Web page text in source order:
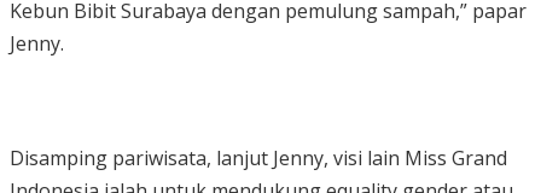
Kebun Bibit Surabaya dengan pemulung sampah,” papar
Jenny.
Disamping pariwisata, lanjut Jenny, visi lain Miss Grand